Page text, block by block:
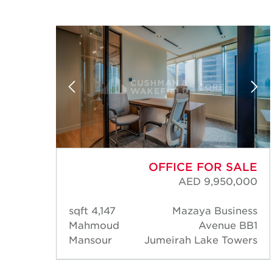
OFFICE FOR SALE
AED 9,950,000
Mazaya Business
Avenue BB1
Jumeirah Lake Towers
4,147 sqft
Mahmoud
Mansour